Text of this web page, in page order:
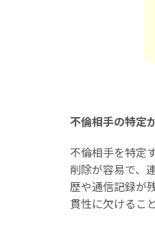
不倫相手の特定
不倫相手を特定
削除が容易で、
歴や通信記録が
貫性に欠けるこ